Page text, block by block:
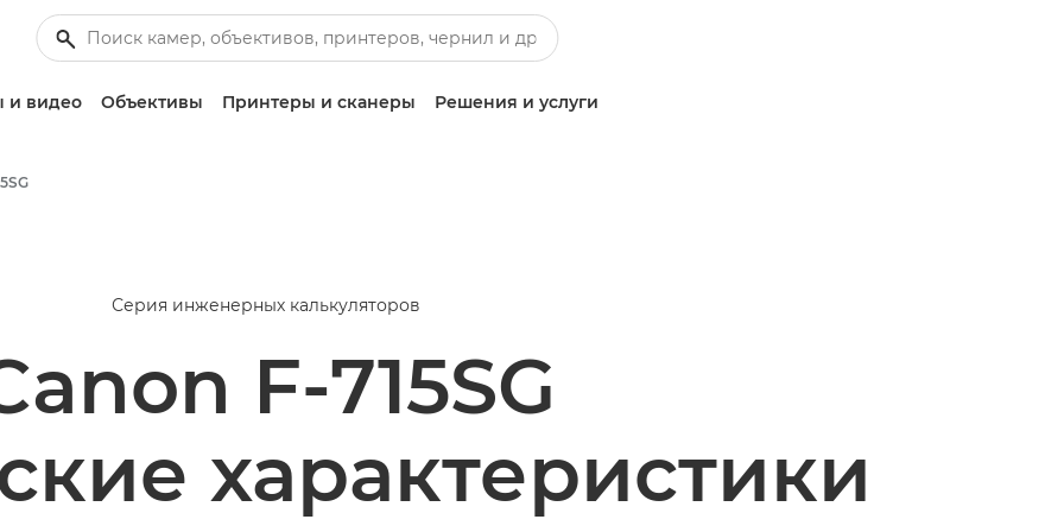
и видео Объективы Принтеры и сканеры Решения и услуги
Серия инженерных калькуляторов
F-715SG
характеристики